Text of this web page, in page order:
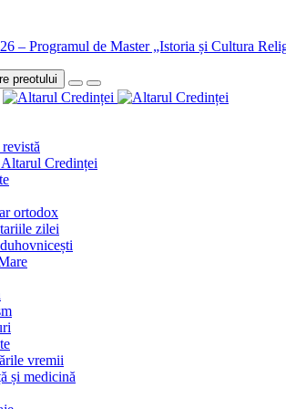
– Programul de Master „Istoria și Cultura
preotului
Credinței
ortodox
zilei
vremii
și medicină